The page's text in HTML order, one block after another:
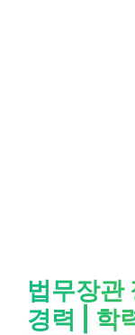
법무장관
경력 | 학